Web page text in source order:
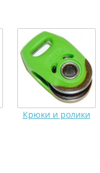
Крюки и ролики